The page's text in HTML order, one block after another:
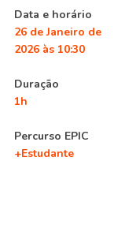
Data e horário
26 de Janeiro de
2026 às 10:30
Duração
1h
Percurso EPIC
+Estudante